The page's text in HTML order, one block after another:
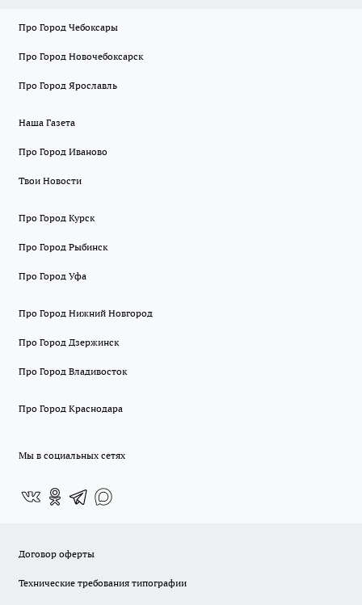
Про Город Чебоксары
Про Город Новочебоксарск
Про Город Ярославль
Наша Газета
Про Город Иваново
Твои Новости
Про Город Курск
Про Город Рыбинск
Про Город Уфа
Про Город Нижний Новгород
Про Город Дзержинск
Про Город Владивосток
Про Город Краснодара
Мы в социальных сетях
Договор оферты
Технические требования типографии